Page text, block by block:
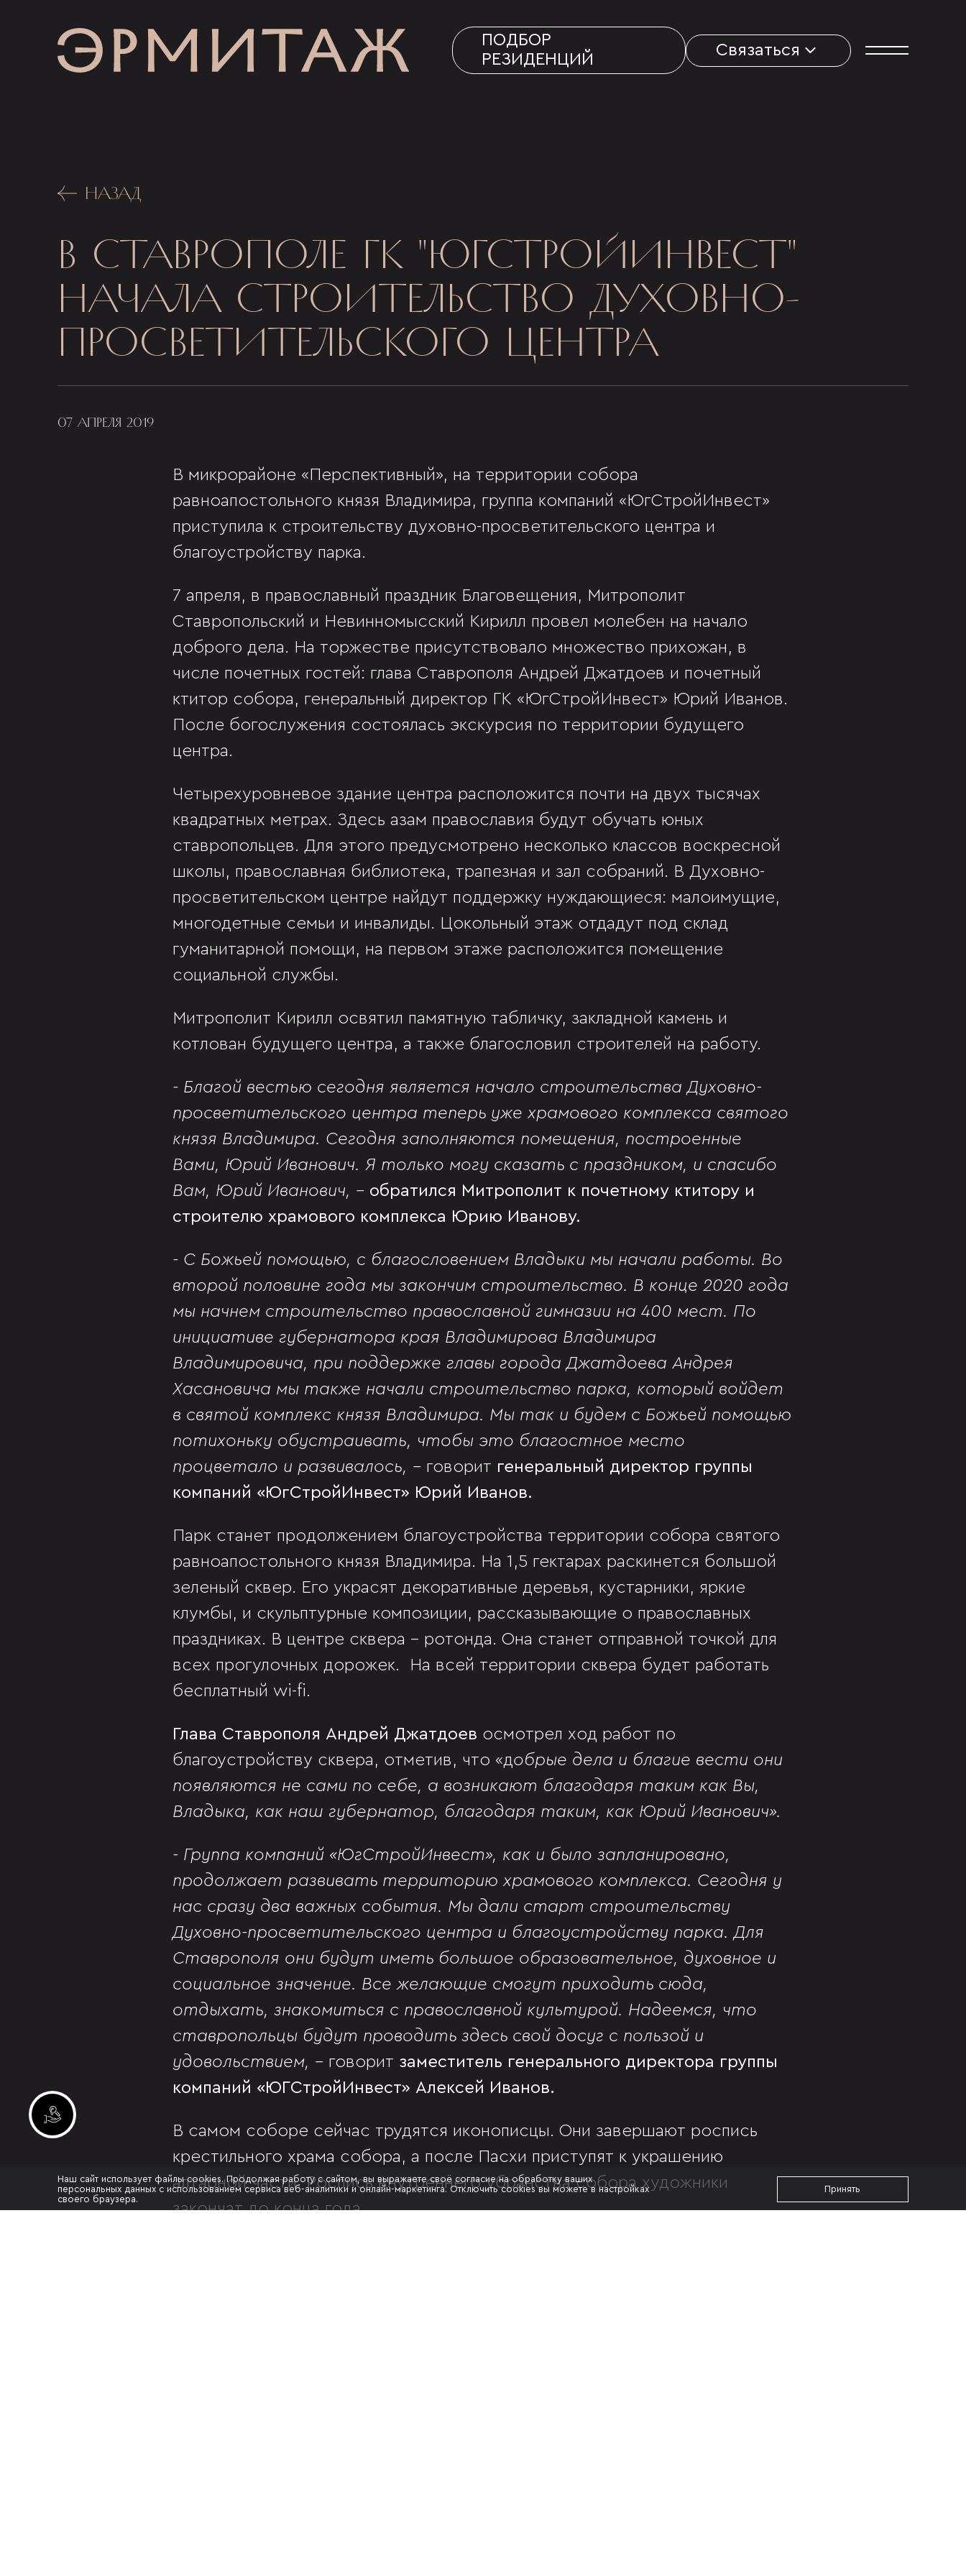
Инвестиционные лоты
ПОДБОР
РЕЗИДЕНЦИЙ
Связаться
НАЗАД
В СТАВРОПОЛЕ ГК "ЮГСТРОЙИНВЕСТ"
НАЧАЛА СТРОИТЕЛЬСТВО ДУХОВНО-
ПРОСВЕТИТЕЛЬСКОГО ЦЕНТРА
07 АПРЕЛЯ 2019
В микрорайоне «Перспективный», на территории собора
равноапостольного князя Владимира, группа компаний «ЮгСтройИнвест»
приступила к строительству духовно-просветительского центра и
благоустройству парка.
7 апреля, в православный праздник Благовещения, Митрополит
Ставропольский и Невинномысский Кирилл провел молебен на начало
доброго дела. На торжестве присутствовало множество прихожан, в
числе почетных гостей: глава Ставрополя Андрей Джатдоев и почетный
ктитор собора, генеральный директор ГК «ЮгСтройИнвест» Юрий Иванов.
После богослужения состоялась экскурсия по территории будущего
центра.
Четырехуровневое здание центра расположится почти на двух тысячах
квадратных метрах. Здесь азам православия будут обучать юных
ставропольцев. Для этого предусмотрено несколько классов воскресной
школы, православная библиотека, трапезная и зал собраний. В Духовно-
просветительском центре найдут поддержку нуждающиеся: малоимущие,
многодетные семьи и инвалиды. Цокольный этаж отдадут под склад
гуманитарной помощи, на первом этаже расположится помещение
социальной службы.
Митрополит Кирилл освятил памятную табличку, закладной камень и
котлован будущего центра, а также благословил строителей на работу.
- Благой вестью сегодня является начало строительства Духовно-
просветительского центра теперь уже храмового комплекса святого
князя Владимира. Сегодня заполняются помещения, построенные
Вами, Юрий Иванович. Я только могу сказать с праздником, и спасибо
Вам, Юрий Иванович, - обратился Митрополит к почетному ктитору и
строителю храмового комплекса Юрию Иванову.
- С Божьей помощью, с благословением Владыки мы начали работы. Во
второй половине года мы закончим строительство. В конце 2020 года
мы начнем строительство православной гимназии на 400 мест. По
инициативе губернатора края Владимирова Владимира
Владимировича, при поддержке главы города Джатдоева Андрея
Хасановича мы также начали строительство парка, который войдет
в святой комплекс князя Владимира. Мы так и будем с Божьей помощью
потихоньку обустраивать, чтобы это благостное место
процветало и развивалось, - говорит генеральный директор группы
компаний «ЮгСтройИнвест» Юрий Иванов.
Парк станет продолжением благоустройства территории собора святого
равноапостольного князя Владимира. На 1,5 гектарах раскинется большой
зеленый сквер. Его украсят декоративные деревья, кустарники, яркие
клумбы, и скульптурные композиции, рассказывающие о православных
праздниках. В центре сквера - ротонда. Она станет отправной точкой для
всех прогулочных дорожек. На всей территории сквера будет работать
бесплатный wi-fi.
Глава Ставрополя Андрей Джатдоев осмотрел ход работ по
благоустройству сквера, отметив, что «добрые дела и благие вести они
появляются не сами по себе, а возникают благодаря таким как Вы,
Владыка, как наш губернатор, благодаря таким, как Юрий Иванович».
- Группа компаний «ЮгСтройИнвест», как и было запланировано,
продолжает развивать территорию храмового комплекса. Сегодня у
нас сразу два важных события. Мы дали старт строительству
Духовно-просветительского центра и благоустройству парка. Для
Ставрополя они будут иметь большое образовательное, духовное и
социальное значение. Все желающие смогут приходить сюда,
отдыхать, знакомиться с православной культурой. Надеемся, что
ставропольцы будут проводить здесь свой досуг с пользой и
удовольствием, - говорит заместитель генерального директора группы
компаний «ЮГСтройИнвест» Алексей Иванов.
В самом соборе сейчас трудятся иконописцы. Они завершают роспись
крестильного храма собора, а после Пасхи приступят к украшению
алтарной части. Роспись внутреннего убранства собора художники
закончат до конца года.
Наш сайт использует файлы cookies. Продолжая работу с сайтом, вы выражаете своё согласие на обработку ваших
персональных данных с использованием сервиса веб-аналитики и онлайн-маркетинга. Отключить cookies вы можете в настройках
своего браузера.
Принять